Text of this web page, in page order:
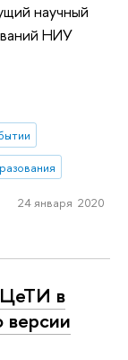
научный
НИУ
24 января 2020
в
версии